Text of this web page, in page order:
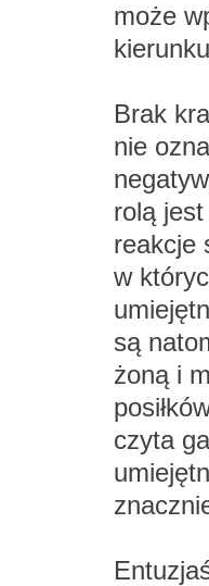
może
Brak
nie
rolą
reakcje
w
są
żoną i
czyta